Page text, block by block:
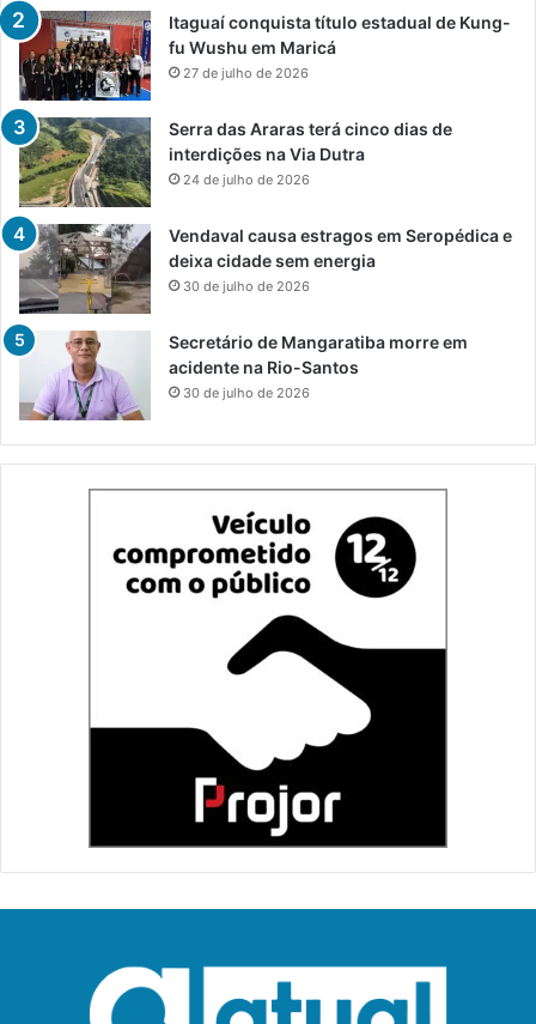
Itaguaí conquista título estadual de Kung-
fu Wushu em Maricá
27 de julho de 2026
Serra das Araras terá cinco dias de
interdições na Via Dutra
24 de julho de 2026
Vendaval causa estragos em Seropédica e
deixa cidade sem energia
30 de julho de 2026
Secretário de Mangaratiba morre em
acidente na Rio-Santos
30 de julho de 2026